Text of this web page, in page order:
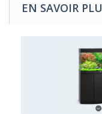
EN SAVOIR